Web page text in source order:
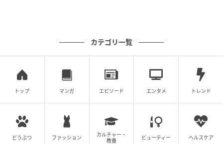
たラインのようです。
カテゴリ一覧
トップ マンガ エピソード エンタメ トレンド
どうぶつ ファッション
カルチャー・
教養
ビューティー ヘルスケア